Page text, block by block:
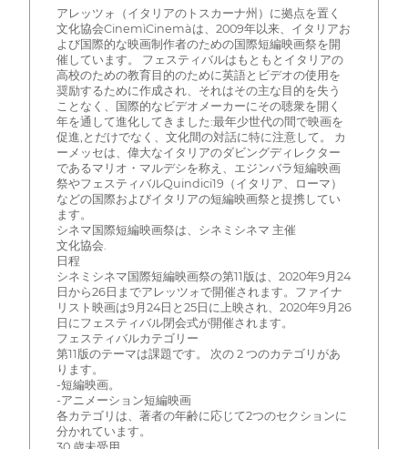
アレッツォ（イタリアのトスカーナ州）に拠点を置く
文化協会CinemìCinemàは、2009年以来、イタリアお
よび国際的な映画制作者のための国際短編映画祭を開
催しています。 フェスティバルはもともとイタリアの
高校のための教育目的のために英語とビデオの使用を
奨励するために作成され、それはその主な目的を失う
ことなく、国際的なビデオメーカーにその聴衆を開く
年を通して進化してきました:最年少世代の間で映画を
促進,とだけでなく、文化間の対話に特に注意して。 カ
ーメッセは、偉大なイタリアのダビングディレクター
であるマリオ・マルデシを称え、エジンバラ短編映画
祭やフェスティバルQuindici19（イタリア、ローマ）
などの国際およびイタリアの短編映画祭と提携してい
ます。
シネマ国際短編映画祭は、シネミシネマ 主催
文化協会.
日程
シネミシネマ国際短編映画祭の第11版は、2020年9月24
日から26日までアレッツォで開催されます。ファイナ
リスト映画は9月24日と25日に上映され、2020年9月26
日にフェスティバル閉会式が開催されます。
フェスティバルカテゴリー
第11版のテーマは課題です。 次の 2 つのカテゴリがあ
ります。
-短編映画。
-アニメーション短編映画
各カテゴリは、著者の年齢に応じて2つのセクションに
分かれています。